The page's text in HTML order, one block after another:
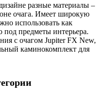
разные материалы –
очага. Имеет широкую
использовать как
под предметы интерьера.
с очагом Jupiter FX New,
каминокомплект для